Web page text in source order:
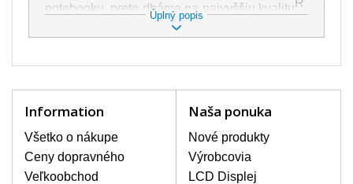
notebooku, preto dbáme na najvyššiu kvalitu
tohto náhradného dielu. Slúži k
zobrazovaniu textu či obrazu v rôznej
najväčšou opatrnosťou. Medzi najčastejšie
poškodenie napr. prasklinu alebo
poškrábanie. Ďalej zvislé pruhy, nesvietiaci
displej, preblikávanie alebo nerovnomerný
jas.
Úplný popis
Information
Všetko o nákupe
Ceny dopravného
Veľkoobchod
Naša ponuka
Nové produkty
Výrobcovia
LCD Displej